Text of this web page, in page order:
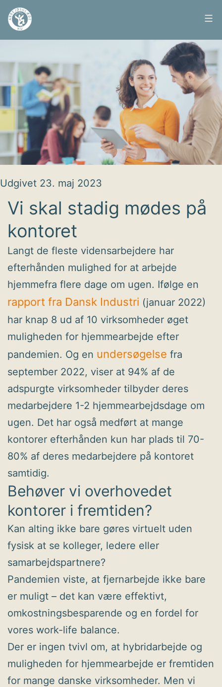
Fortsæt
Arbejdsglæde
Udgivet 23. maj 2023
Vi skal stadig mødes på
kontoret
Langt de fleste vidensarbejdere har
efterhånden mulighed for at arbejde
hjemmefra flere dage om ugen. Ifølge en
rapport fra Dansk Industri (januar 2022)
har knap 8 ud af 10 virksomheder øget
muligheden for hjemmearbejde efter
pandemien. Og en undersøgelse fra
september 2022, viser at 94% af de
adspurgte virksomheder tilbyder deres
medarbejdere 1-2 hjemmearbejdsdage om
ugen. Det har også medført at mange
kontorer efterhånden kun har plads til 70-
80% af deres medarbejdere på kontoret
samtidig.
Behøver vi overhovedet
kontorer i fremtiden?
Kan alting ikke bare gøres virtuelt uden
fysisk at se kolleger, ledere eller
samarbejdspartnere?
Pandemien viste, at fjernarbejde ikke bare
er muligt – det kan være effektivt,
omkostningsbesparende og en fordel for
vores work-life balance.
Der er ingen tvivl om, at hybridarbejde og
muligheden for hjemmearbejde er fremtiden
for mange danske virksomheder. Men vi